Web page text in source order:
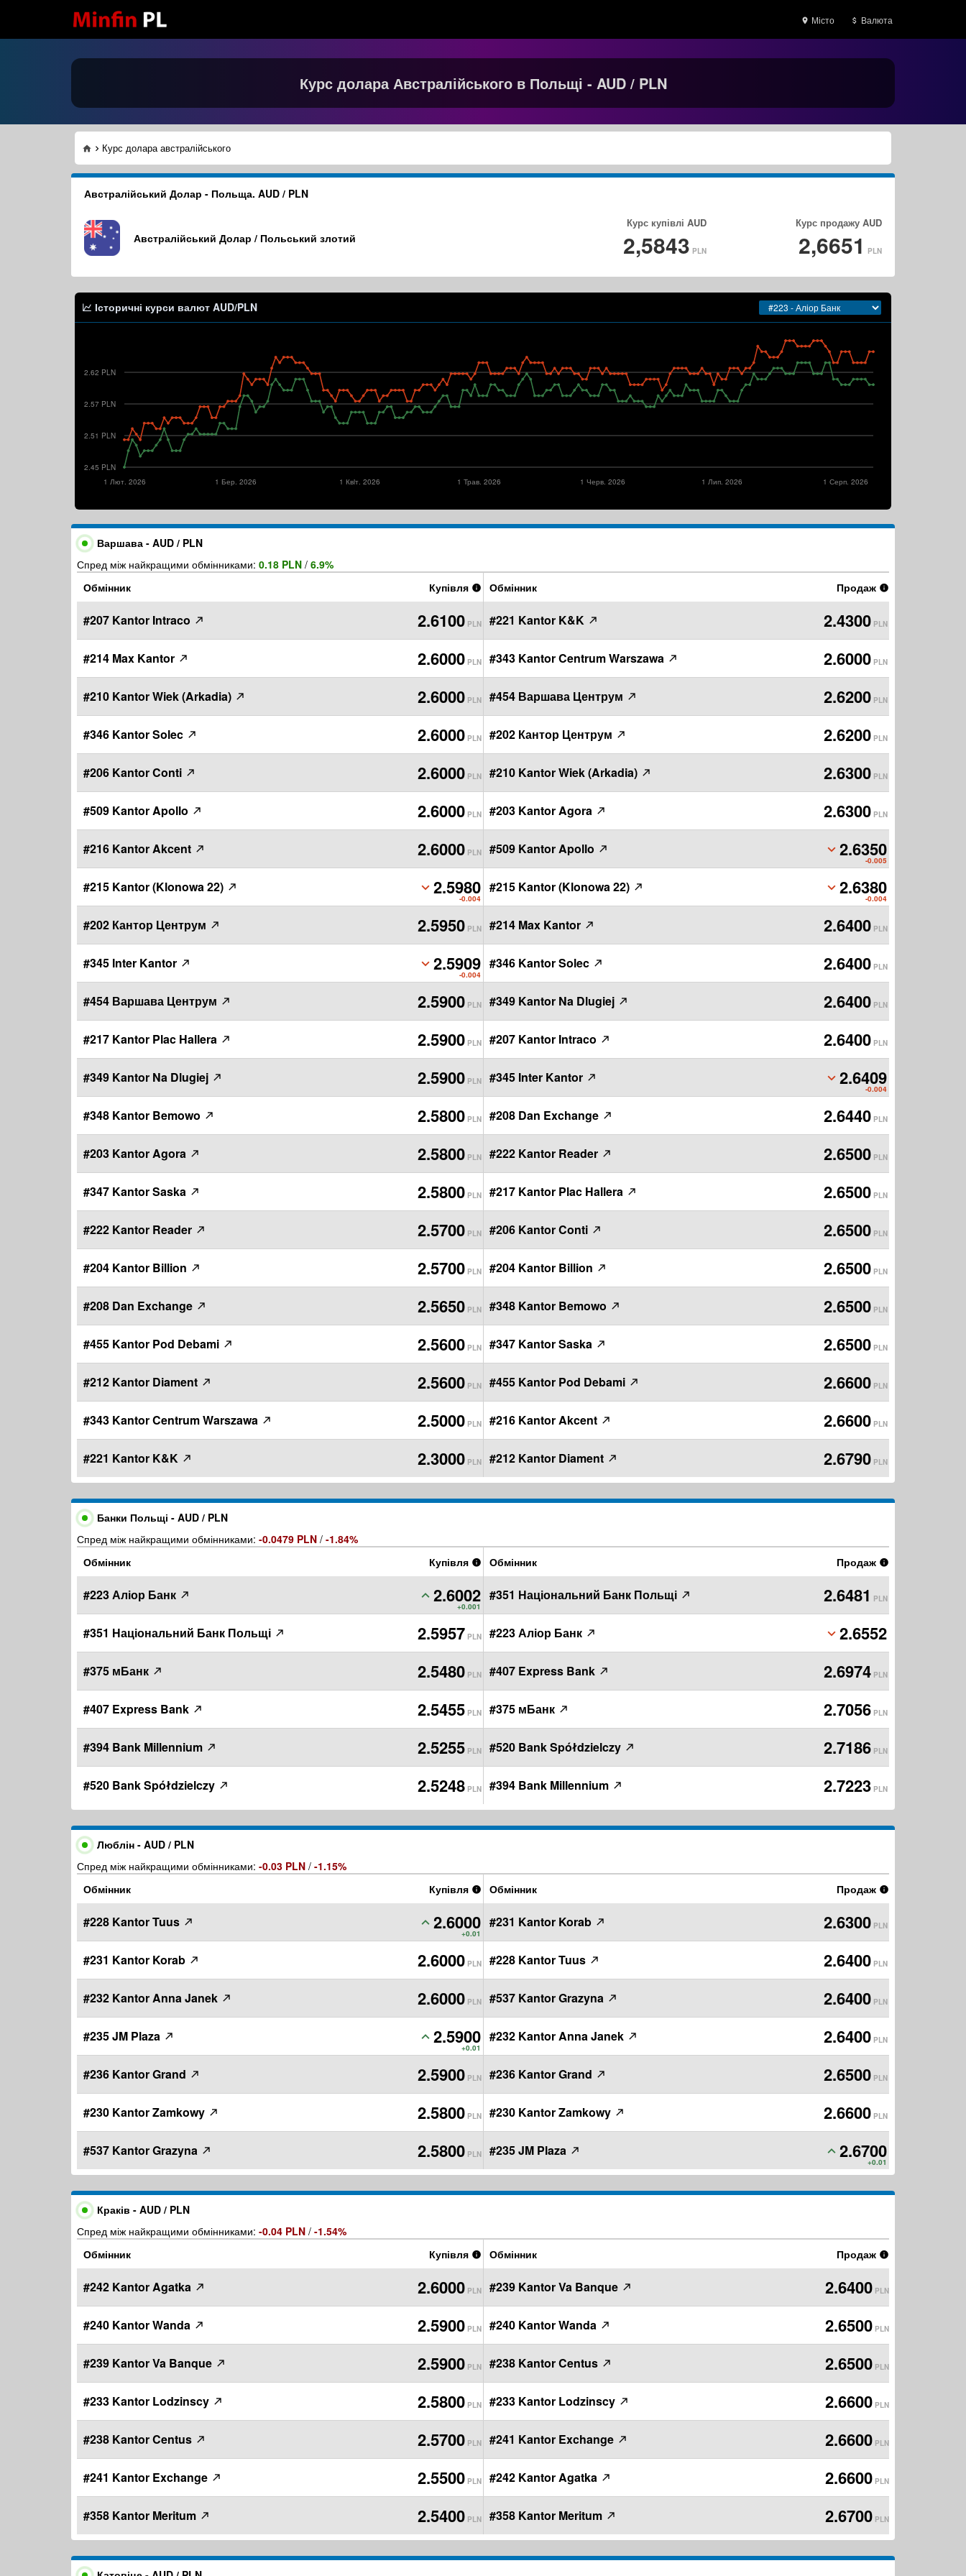
Місто Валюта
Курс долара Австралійського в Польщі - AUD / PLN
Курс долара австралійського
Австралійський Долар - Польща. AUD / PLN
Австралійський Долар / Польський злотий
Курс купівлі AUD
2,5843 PLN
Курс продажу AUD
2,6651 PLN
Історичні курси валют AUD/PLN
2.45 PLN
2.51 PLN
2.57 PLN
2.62 PLN
1 Серп. 2026
1 Лип. 2026
1 Черв. 2026
1 Трав. 2026
1 Квiт. 2026
1 Бер. 2026
1 Лют. 2026
Варшава - AUD / PLN
Спред між найкращими обмінниками: 0.18 PLN / 6.9%
Обмінник
Купівля
#207 Kantor Intraco 2.6100 PLN
#214 Max Kantor 2.6000 PLN
#210 Kantor Wiek (Arkadia) 2.6000 PLN
#346 Kantor Solec 2.6000 PLN
#206 Kantor Conti 2.6000 PLN
#509 Kantor Apollo 2.6000 PLN
#216 Kantor Akcent 2.6000 PLN
#215 Kantor (Klonowa 22) 2.5980
-0.004
PLN
#202 Кантор Центрум 2.5950 PLN
#345 Inter Kantor 2.5909
-0.004
PLN
#454 Варшава Центрум 2.5900 PLN
#217 Kantor Plac Hallera 2.5900 PLN
#349 Kantor Na Dlugiej 2.5900 PLN
#348 Kantor Bemowo 2.5800 PLN
#203 Kantor Agora 2.5800 PLN
#347 Kantor Saska 2.5800 PLN
#222 Kantor Reader 2.5700 PLN
#204 Kantor Billion 2.5700 PLN
#208 Dan Exchange 2.5650 PLN
#455 Kantor Pod Debami 2.5600 PLN
#212 Kantor Diament 2.5600 PLN
#343 Kantor Centrum Warszawa 2.5000 PLN
#221 Kantor K&K 2.3000 PLN
Обмінник Продаж
#221 Kantor K&K 2.4300 PLN
#343 Kantor Centrum Warszawa 2.6000 PLN
#454 Варшава Центрум 2.6200 PLN
#202 Кантор Центрум 2.6200 PLN
#210 Kantor Wiek (Arkadia) 2.6300 PLN
#203 Kantor Agora 2.6300 PLN
#509 Kantor Apollo 2.6350
-0.005
#215 Kantor (Klonowa 22) 2.6380
-0.004
#214 Max Kantor 2.6400 PLN
#346 Kantor Solec 2.6400 PLN
#349 Kantor Na Dlugiej 2.6400 PLN
#207 Kantor Intraco 2.6400 PLN
#345 Inter Kantor 2.6409
-0.004
#208 Dan Exchange 2.6440 PLN
#222 Kantor Reader 2.6500 PLN
#217 Kantor Plac Hallera 2.6500 PLN
#206 Kantor Conti 2.6500 PLN
#204 Kantor Billion 2.6500 PLN
#348 Kantor Bemowo 2.6500 PLN
#347 Kantor Saska 2.6500 PLN
#455 Kantor Pod Debami 2.6600 PLN
#216 Kantor Akcent 2.6600 PLN
#212 Kantor Diament 2.6790 PLN
Банки Польщі - AUD / PLN
Спред між найкращими обмінниками: -0.0479 PLN / -1.84%
Обмінник
Купівля
#223 Аліор Банк 2.6002
+0.001
PLN
#351 Національний Банк Польщі 2.5957 PLN
#375 мБанк 2.5480 PLN
#407 Express Bank 2.5455 PLN
#394 Bank Millennium 2.5255 PLN
#520 Bank Spółdzielczy 2.5248 PLN
Обмінник Продаж
#351 Національний Банк Польщі 2.6481 PLN
#223 Аліор Банк 2.6552
#407 Express Bank 2.6974 PLN
#375 мБанк 2.7056 PLN
#520 Bank Spółdzielczy 2.7186 PLN
#394 Bank Millennium 2.7223 PLN
Люблін - AUD / PLN
Спред між найкращими обмінниками: -0.03 PLN / -1.15%
Обмінник
Купівля
#228 Kantor Tuus 2.6000
+0.01
PLN
#231 Kantor Korab 2.6000 PLN
#232 Kantor Anna Janek 2.6000 PLN
#235 JM Plaza 2.5900
+0.01
PLN
#236 Kantor Grand 2.5900 PLN
#230 Kantor Zamkowy 2.5800 PLN
#537 Kantor Grazyna 2.5800 PLN
Обмінник Продаж
#231 Kantor Korab 2.6300 PLN
#228 Kantor Tuus 2.6400 PLN
#537 Kantor Grazyna 2.6400 PLN
#232 Kantor Anna Janek 2.6400 PLN
#236 Kantor Grand 2.6500 PLN
#230 Kantor Zamkowy 2.6600 PLN
#235 JM Plaza 2.6700
+0.01
Краків - AUD / PLN
Спред між найкращими обмінниками: -0.04 PLN / -1.54%
Обмінник
Купівля
#242 Kantor Agatka 2.6000 PLN
#240 Kantor Wanda 2.5900 PLN
#239 Kantor Va Banque 2.5900 PLN
#233 Kantor Lodzinscy 2.5800 PLN
#238 Kantor Centus 2.5700 PLN
#241 Kantor Exchange 2.5500 PLN
#358 Kantor Meritum 2.5400 PLN
Обмінник Продаж
#239 Kantor Va Banque 2.6400 PLN
#240 Kantor Wanda 2.6500 PLN
#238 Kantor Centus 2.6500 PLN
#233 Kantor Lodzinscy 2.6600 PLN
#241 Kantor Exchange 2.6600 PLN
#242 Kantor Agatka 2.6600 PLN
#358 Kantor Meritum 2.6700 PLN